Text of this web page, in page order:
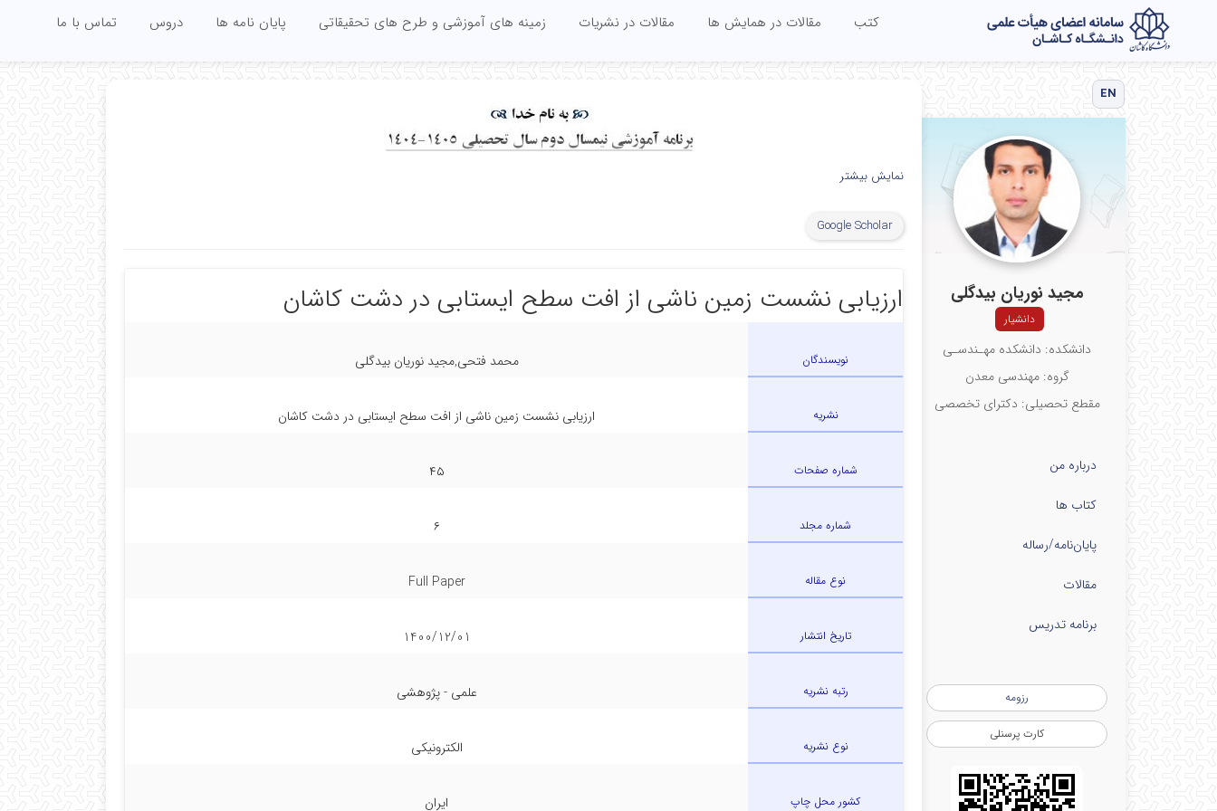
کتب مقالات در همایش ها مقالات در نشریات زمینه های آموزشی و طرح های تحقیقاتی پایان نامه ها دروس تماس با ما
EN
مجید نوریان بیدگلی
دانشیار
دانشکده: دانشکده مهـندسـی
گروه: مهندسی معدن
مقطع تحصیلی: دکترای تخصصی
درباره من
کتاب ها
پایان‌نامه‌/رساله
مقالات
برنامه تدریس
رزومه
کارت پرسنلی
نمایش بیشتر
Google Scholar
ارزیابی نشست زمین ناشی از افت سطح ایستابی در دشت کاشان
نویسندگان محمد فتحی,مجید نوریان بیدگلی
نشریه ارزیابی نشست زمین ناشی از افت سطح ایستابی در دشت کاشان
شماره صفحات ۴۵
شماره مجلد ۶
نوع مقاله Full Paper
تاریخ انتشار 1400/12/01
رتبه نشریه علمی - پژوهشی
نوع نشریه الکترونیکی
کشور محل چاپ ایران